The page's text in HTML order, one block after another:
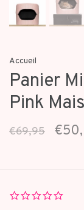
Accueil
Panier
Pink
€69,95